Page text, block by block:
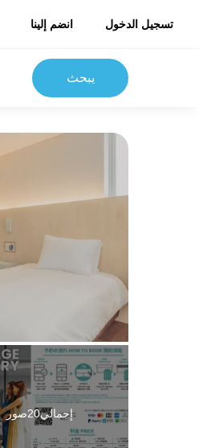
انضم إلينا تسجيل الدخول
يبحث
إجمالي20صور